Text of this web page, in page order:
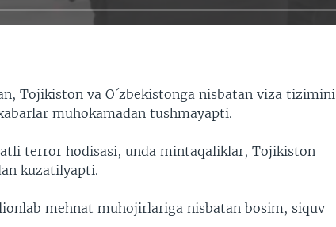
Tojikiston va O´zbekistonga nisbatan viza tizimini
muhokamadan tushmayapti.
terror hodisasi, unda mintaqaliklar, Tojikiston
kuzatilyapti.
mehnat muhojirlariga nisbatan bosim, siquv